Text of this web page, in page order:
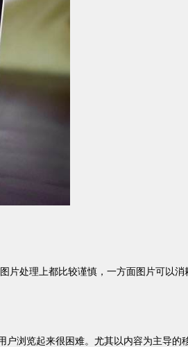
片处理上都比较谨慎，一方面图片可以
浏览起来很困难。尤其以内容为主导的